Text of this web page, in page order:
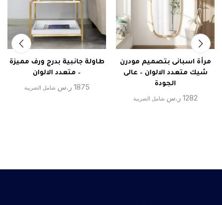
مرأة اسبانى بتصميم مودرن
شيك متعدد الالوان – عالى
الجودة
1282 ر.س شامل الضريبة
طاولة جانبية بدرج ورف مميزة
– متعدد الالوان
1875 ر.س شامل الضريبة